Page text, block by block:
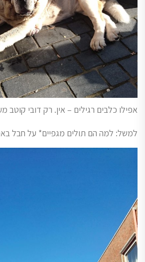
אפילו כלבים רגילים – אין. רק דובי קוטב
למשל: למה הם תולים מגפיים* על חבל